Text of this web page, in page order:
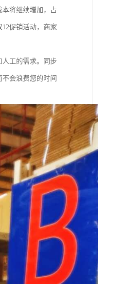
将继续增加，占
促销活动，商家
工的需求。同步
会浪费您的时间